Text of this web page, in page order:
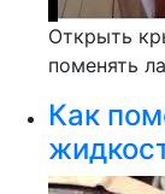
Открыть
поменять
Как